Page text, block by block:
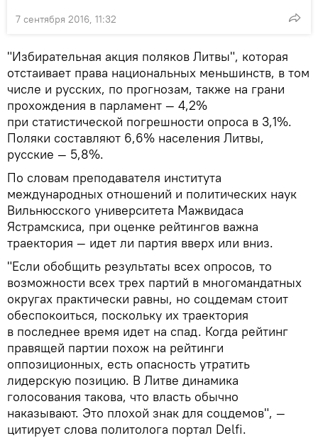
7 сентября 2016, 11:32
"Избирательная акция поляков Литвы", которая
отстаивает права национальных меньшинств, в том
числе и русских, по прогнозам, также на грани
прохождения в парламент — 4,2%
при статистической погрешности опроса в 3,1%.
Поляки составляют 6,6% населения Литвы,
русские — 5,8%.
По словам преподавателя института
международных отношений и политических наук
Вильнюсского университета Мажвидаса
Ястрамскиса, при оценке рейтингов важна
траектория — идет ли партия вверх или вниз.
"Если обобщить результаты всех опросов, то
возможности всех трех партий в многомандатных
округах практически равны, но соцдемам стоит
обеспокоиться, поскольку их траектория
в последнее время идет на спад. Когда рейтинг
правящей партии похож на рейтинги
оппозиционных, есть опасность утратить
лидерскую позицию. В Литве динамика
голосования такова, что власть обычно
наказывают. Это плохой знак для соцдемов", —
цитирует слова политолога портал Delfi.